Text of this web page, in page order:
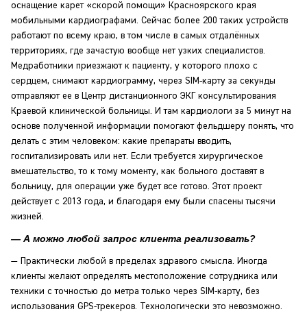
оснащение карет «скорой помощи» Красноярского края
мобильными кардиографами. Сейчас более 200 таких устройств
работают по всему краю, в том числе в самых отдалённых
территориях, где зачастую вообще нет узких специалистов.
Медработники приезжают к пациенту, у которого плохо с
сердцем, снимают кардиограмму, через SIM-карту за секунды
отправляют ее в Центр дистанционного ЭКГ консультирования
Краевой клинической больницы. И там кардиологи за 5 минут на
основе полученной информации помогают фельдшеру понять, что
делать с этим человеком: какие препараты вводить,
госпитализировать или нет. Если требуется хирургическое
вмешательство, то к тому моменту, как больного доставят в
больницу, для операции уже будет все готово. Этот проект
действует с 2013 года, и благодаря ему были спасены тысячи
жизней.
— А можно любой запрос клиента реализовать?
— Практически любой в пределах здравого смысла. Иногда
клиенты желают определять местоположение сотрудника или
техники с точностью до метра только через SIM-карту, без
использования GPS-трекеров. Технологически это невозможно.